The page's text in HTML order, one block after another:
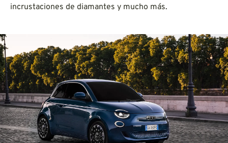
incrustaciones de diamantes y mucho más.